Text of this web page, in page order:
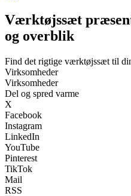
Værktøjssæt
og overblik
Find det rigtige værktøjssæt til
Virksomheder
Virksomheder
Del og spred varme
X
Facebook
Instagram
LinkedIn
YouTube
Pinterest
TikTok
Mail
RSS